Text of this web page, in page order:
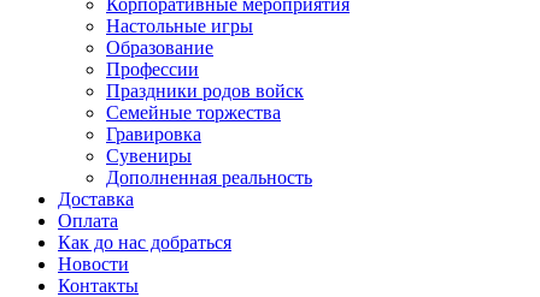
Корпоративные мероприятия
Настольные игры
Образование
Профессии
Праздники родов войск
Семейные торжества
Гравировка
Сувениры
Дополненная реальность
Доставка
Оплата
Как до нас добраться
Новости
Контакты